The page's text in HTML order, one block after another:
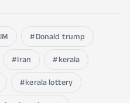
Donald trump
Iran
kerala
kerala lottery